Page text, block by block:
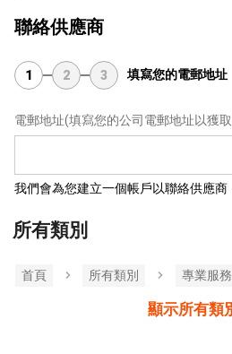
聯絡供應商
1 2 3 填寫您的電郵地址
電郵地址(填寫您的公司電郵地址以獲
我們會為您建立一個帳戶以聯絡供應商
所有類別
首頁 所有類別 專業服務
顯示所有類